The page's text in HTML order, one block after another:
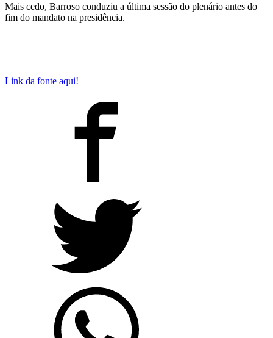
Mais cedo, Barroso conduziu a última sessão do plenário antes do
fim do mandato na presidência.
Link da fonte aqui!